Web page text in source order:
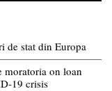
de stat din Europa
moratoria on loan
19 crisis